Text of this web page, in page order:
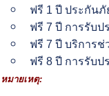
ฟรี 1 ปี ประกัน
ฟรี 7 ปี การรับป
ฟรี 7 ปี บริการช่
ฟรี 8 ปี การรับป
หมายเหตุ: